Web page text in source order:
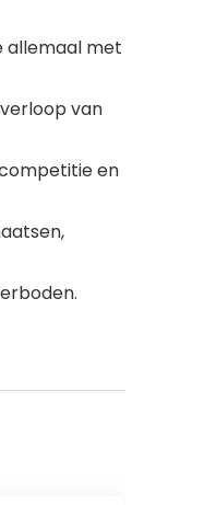
allemaal met
van
en